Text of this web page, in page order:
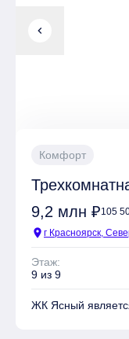
Квартиры могут
chevron_left
Комфорт
9,2 млн ₽105
location_on г Красноярск,
Этаж:
9 из 9
ЖК Ясный